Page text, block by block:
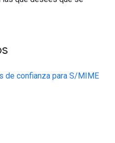
de confianza para S/MIME